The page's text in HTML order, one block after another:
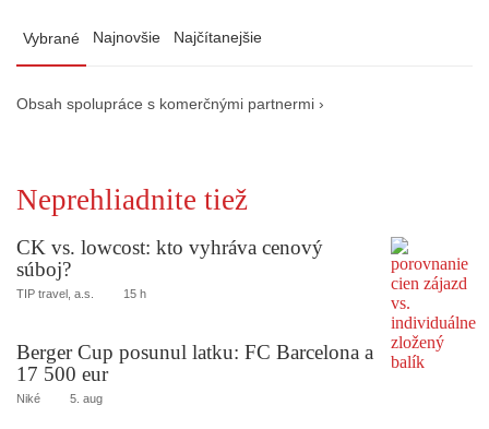
Vybrané Najnovšie Najčítanejšie
Obsah spolupráce s komerčnými partnermi ›
Neprehliadnite tiež
CK vs. lowcost: kto vyhráva cenový
súboj?
TIP travel, a.s. 15 h
Berger Cup posunul latku: FC Barcelona a
17 500 eur
Niké 5. aug